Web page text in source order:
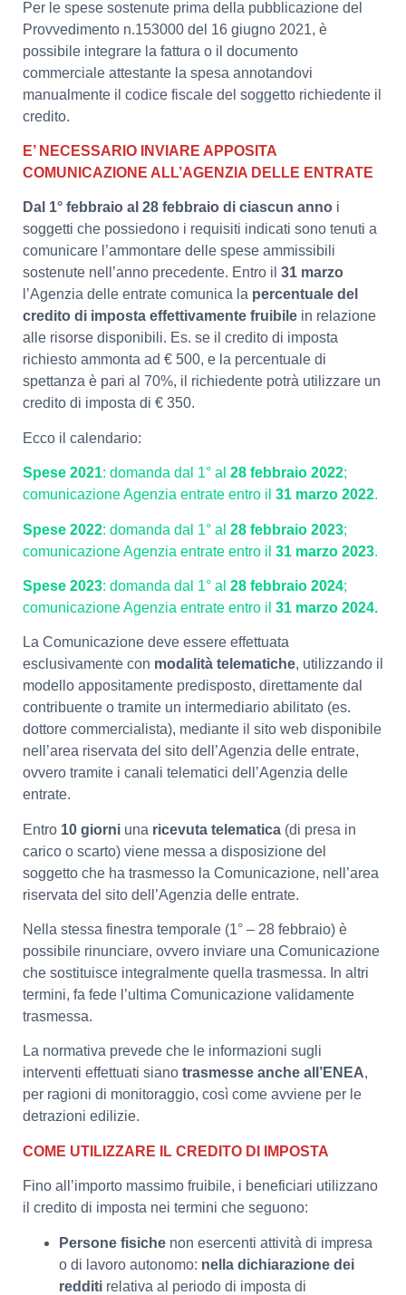
Per le spese sostenute prima della pubblicazione del
Provvedimento n.153000 del 16 giugno 2021, è
possibile integrare la fattura o il documento
commerciale attestante la spesa annotandovi
manualmente il codice fiscale del soggetto richiedente il
credito.
E’ NECESSARIO INVIARE APPOSITA
COMUNICAZIONE ALL’AGENZIA DELLE ENTRATE
Dal 1° febbraio al 28 febbraio di ciascun anno i
soggetti che possiedono i requisiti indicati sono tenuti a
comunicare l’ammontare delle spese ammissibili
sostenute nell’anno precedente. Entro il 31 marzo
l’Agenzia delle entrate comunica la percentuale del
credito di imposta effettivamente fruibile in relazione
alle risorse disponibili. Es. se il credito di imposta
richiesto ammonta ad € 500, e la percentuale di
spettanza è pari al 70%, il richiedente potrà utilizzare un
credito di imposta di € 350.
Ecco il calendario:
Spese 2021: domanda dal 1° al 28 febbraio 2022;
comunicazione Agenzia entrate entro il 31 marzo 2022.
Spese 2022: domanda dal 1° al 28 febbraio 2023;
comunicazione Agenzia entrate entro il 31 marzo 2023.
Spese 2023: domanda dal 1° al 28 febbraio 2024;
comunicazione Agenzia entrate entro il 31 marzo 2024.
La Comunicazione deve essere effettuata
esclusivamente con modalità telematiche, utilizzando il
modello appositamente predisposto, direttamente dal
contribuente o tramite un intermediario abilitato (es.
dottore commercialista), mediante il sito web disponibile
nell’area riservata del sito dell’Agenzia delle entrate,
ovvero tramite i canali telematici dell’Agenzia delle
entrate.
Entro 10 giorni una ricevuta telematica (di presa in
carico o scarto) viene messa a disposizione del
soggetto che ha trasmesso la Comunicazione, nell’area
riservata del sito dell’Agenzia delle entrate.
Nella stessa finestra temporale (1° – 28 febbraio) è
possibile rinunciare, ovvero inviare una Comunicazione
che sostituisce integralmente quella trasmessa. In altri
termini, fa fede l’ultima Comunicazione validamente
trasmessa.
La normativa prevede che le informazioni sugli
interventi effettuati siano trasmesse anche all’ENEA,
per ragioni di monitoraggio, così come avviene per le
detrazioni edilizie.
COME UTILIZZARE IL CREDITO DI IMPOSTA
Fino all’importo massimo fruibile, i beneficiari utilizzano
il credito di imposta nei termini che seguono:
Persone fisiche non esercenti attività di impresa
o di lavoro autonomo: nella dichiarazione dei
redditi relativa al periodo di imposta di